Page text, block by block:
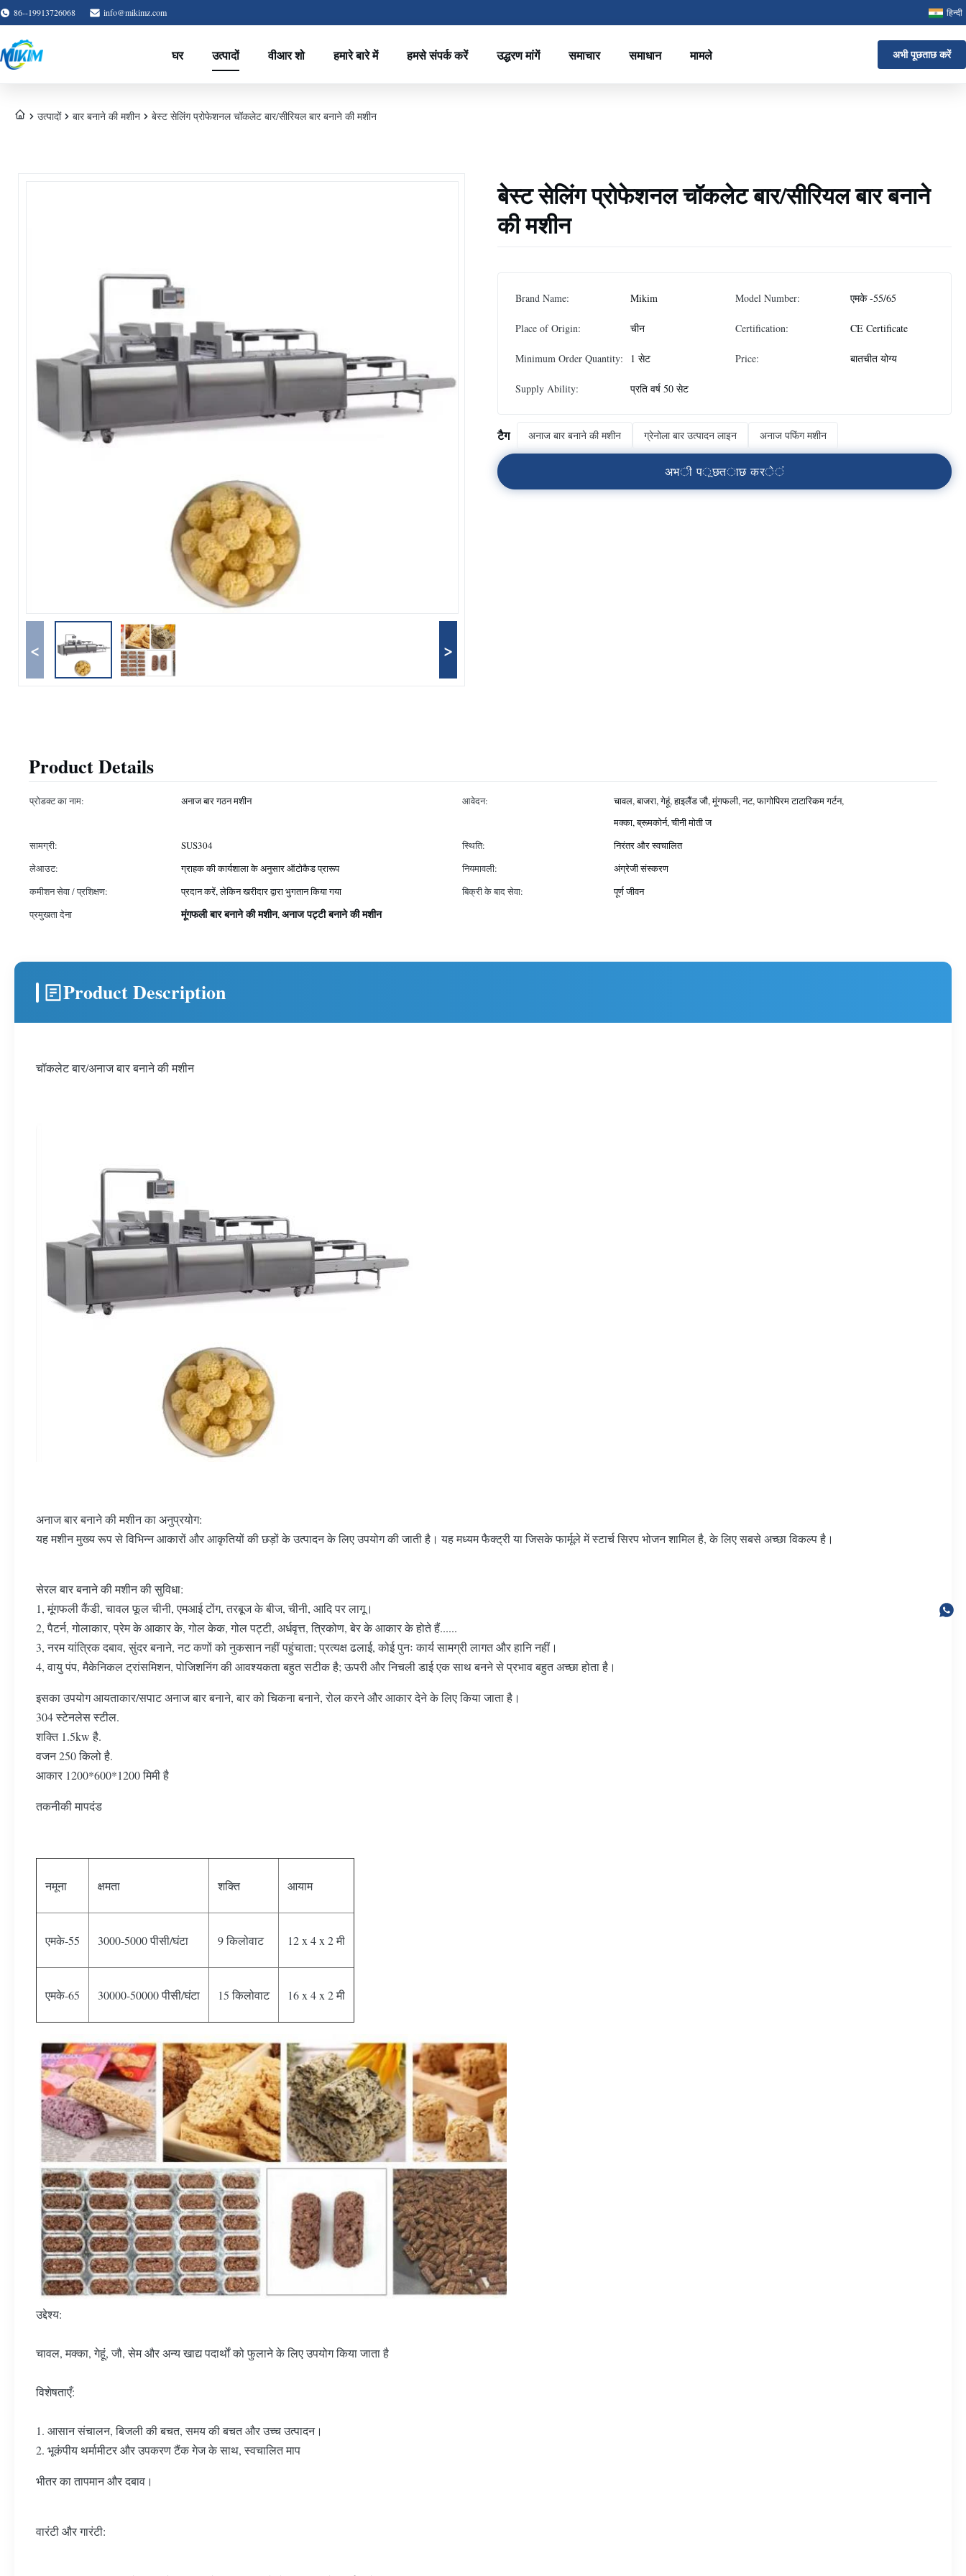
86--19913726068 info@mikimz.com हिन्दी
घर उत्पादों वीआर शो हमारे बारे में हमसे संपर्क करें उद्धरण मांगें समाचार समाधान मामले अभी पूछताछ करें
उत्पादों बार बनाने की मशीन बेस्ट सेलिंग प्रोफेशनल चॉकलेट बार/सीरियल बार बनाने की मशीन
< >
बेस्ट सेलिंग प्रोफेशनल चॉकलेट बार/सीरियल बार बनाने
की मशीन
Brand Name: Mikim Model Number: एमके -55/65
Place of Origin: चीन Certification: CE Certificate
Minimum Order Quantity: 1 सेट Price: बातचीत योग्य
Supply Ability: प्रति वर्ष 50 सेट
टैग अनाज बार बनाने की मशीन ग्रेनोला बार उत्पादन लाइन अनाज पफिंग मशीन
अभी पूछताछ करें
Product Details
प्रोडक्ट का नाम: अनाज बार गठन मशीन आवेदन:
चावल, बाजरा, गेहूं, हाइलैंड जौ, मूंगफली, नट, फागोपिरम टाटारिकम गर्टन,
मक्का, ब्रूमकोर्न, चीनी मोती ज
सामग्री:
SUS304 स्थिति:
निरंतर और स्वचालित
लेआउट:
ग्राहक की कार्यशाला के अनुसार ऑटोकैड प्रारूप नियमावली:
अंग्रेजी संस्करण
कमीशन सेवा / प्रशिक्षण:
प्रदान करें, लेकिन खरीदार द्वारा भुगतान किया गया बिक्री के बाद सेवा:
पूर्ण जीवन
प्रमुखता देना
मूंगफली बार बनाने की मशीन,अनाज पट्टी बनाने की मशीन
Product Description
चॉकलेट बार/अनाज बार बनाने की मशीन
अनाज बार बनाने की मशीन का अनुप्रयोग:
यह मशीन मुख्य रूप से विभिन्न आकारों और आकृतियों की छड़ों के उत्पादन के लिए उपयोग की जाती है। यह मध्यम फैक्ट्री या जिसके फार्मूले में स्टार्च सिरप भोजन शामिल है, के लिए सबसे अच्छा विकल्प है।
सेरल बार बनाने की मशीन की सुविधा:
1, मूंगफली कैंडी, चावल फूल चीनी, एमआई टोंग, तरबूज के बीज, चीनी, आदि पर लागू।
2, पैटर्न, गोलाकार, प्रेम के आकार के, गोल केक, गोल पट्टी, अर्धवृत्त, त्रिकोण, बेर के आकार के होते हैं......
3, नरम यांत्रिक दबाव, सुंदर बनाने, नट कणों को नुकसान नहीं पहुंचाता; प्रत्यक्ष ढलाई, कोई पुनः कार्य सामग्री लागत और हानि नहीं।
4, वायु पंप, मैकेनिकल ट्रांसमिशन, पोजिशनिंग की आवश्यकता बहुत सटीक है; ऊपरी और निचली डाई एक साथ बनने से प्रभाव बहुत अच्छा होता है।
इसका उपयोग आयताकार/सपाट अनाज बार बनाने, बार को चिकना बनाने, रोल करने और आकार देने के लिए किया जाता है।
304 स्टेनलेस स्टील.
शक्ति 1.5kw है.
वजन 250 किलो है.
आकार 1200*600*1200 मिमी है
तकनीकी मापदंड
नमूना क्षमता शक्ति आयाम
एमके-55 3000-5000 पीसी/घंटा 9 किलोवाट 12 x 4 x 2 मी
एमके-65 30000-50000 पीसी/घंटा 15 किलोवाट 16 x 4 x 2 मी
उद्देश्य:
चावल, मक्का, गेहूं, जौ, सेम और अन्य खाद्य पदार्थों को फुलाने के लिए उपयोग किया जाता है
विशेषताएँ:
1. आसान संचालन, बिजली की बचत, समय की बचत और उच्च उत्पादन।
2. भूकंपीय थर्मामीटर और उपकरण टैंक गेज के साथ, स्वचालित माप
भीतर का तापमान और दबाव।
वारंटी और गारंटी: